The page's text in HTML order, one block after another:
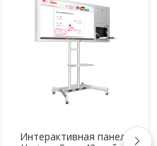
Интерактивная панель